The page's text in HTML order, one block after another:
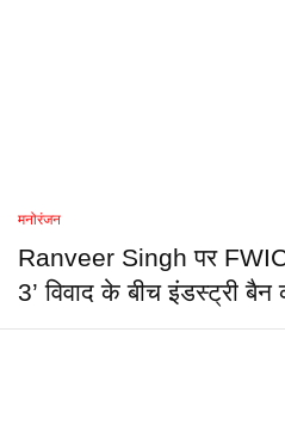
मनोरंजन
Ranveer Singh पर
3’ विवाद के बीच इंडस्ट्री